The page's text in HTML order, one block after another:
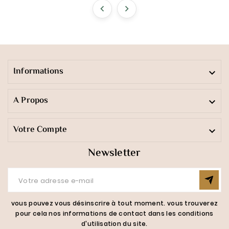
 
Informations 
A Propos 
Votre Compte 
Newsletter
vous pouvez vous désinscrire à tout moment. vous trouverez
pour cela nos informations de contact dans les conditions
d'utilisation du site.